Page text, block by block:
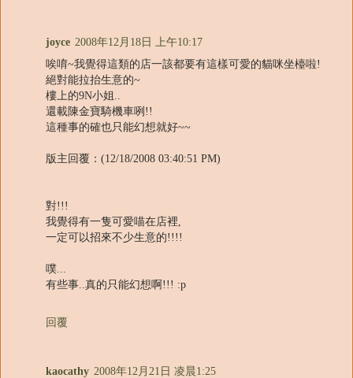
joyce 2008年12月18日 上午10:17
唉唷~我覺得這類的店一該都要有這樣可愛的貓咪坐檯啦!
絕對能拉抬生意的~
樓上的9N小姐..
還載陳金寶騎機車咧!!
這種事的確也只能幻想就好~~
版主回覆：(12/18/2008 03:40:51 PM)
對!!!
我覺得有一隻可愛喵在店裡,
一定可以招來不少生意的!!!!
噗...
有些事..真的只能幻想啊!!! :p
回覆
kaocathy 2008年12月21日 凌晨1:25